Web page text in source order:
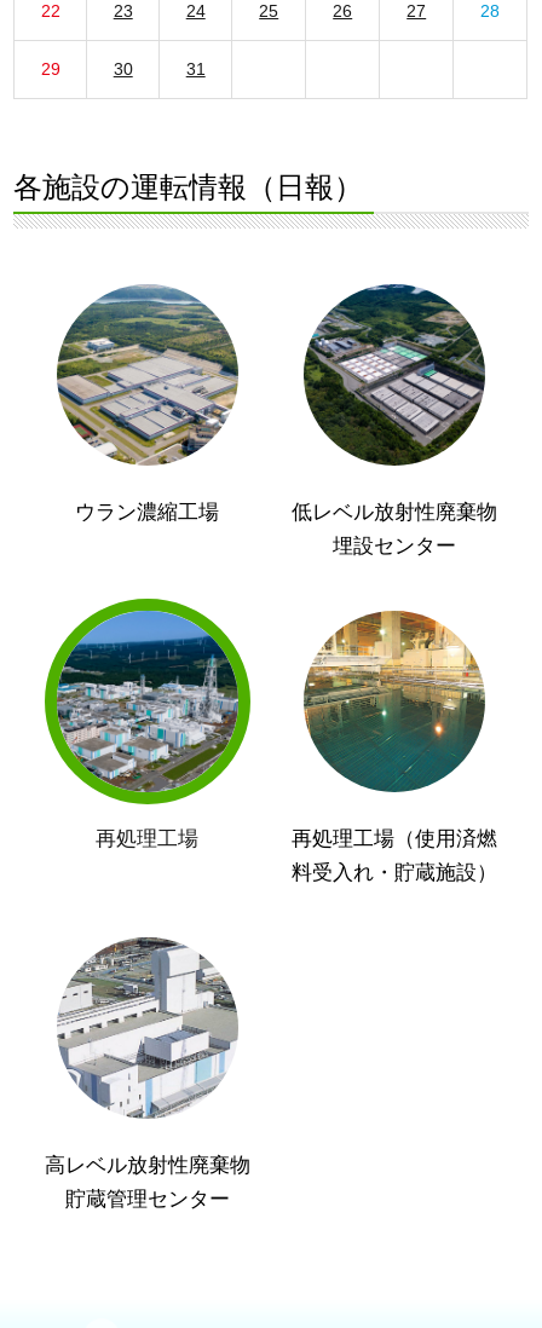
22 23 24 25 26 27 28
29 30 31
各施設の運転情報（日報）
ウラン濃縮工場
低レベル放射性廃棄物
埋設センター
再処理工場
再処理工場（使用済燃
料受入れ・貯蔵施設）
高レベル放射性廃棄物
貯蔵管理センター